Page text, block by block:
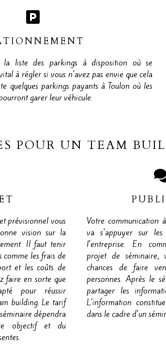
liste des parkings à disposition où se
à régler si vous n'avez pas envie que cela
quelques parkings payants à Toulon où les
garer leur véhicule.
POUR UN TEAM
prévisionnel vous
vision sur la
Il faut tenir
les frais de
et les coûts de
faire en sorte que
pour réussir
building. Le tarif
dépendra
objectif et du
Votre communication
va s'appuyer sur
l'entreprise. En
projet de séminaire,
chances de faire
personnes. Après le
partager les
L'information
dans le cadre d'un